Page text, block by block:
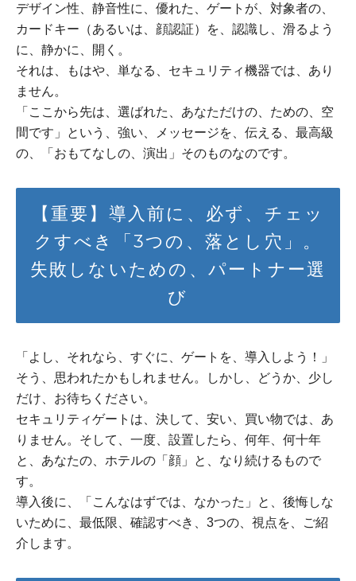
デザイン性、静音性に、優れた、ゲートが、対象者の、
カードキー（あるいは、顔認証）を、認識し、滑るよう
に、静かに、開く。
それは、もはや、単なる、セキュリティ機器では、あり
ません。
「ここから先は、選ばれた、あなただけの、ための、空
間です」という、強い、メッセージを、伝える、最高級
の、「おもてなしの、演出」そのものなのです。
【重要】導入前に、必ず、チェッ
クすべき「3つの、落とし穴」。
失敗しないための、パートナー選
び
「よし、それなら、すぐに、ゲートを、導入しよう！」
そう、思われたかもしれません。しかし、どうか、少し
だけ、お待ちください。
セキュリティゲートは、決して、安い、買い物では、あ
りません。そして、一度、設置したら、何年、何十年
と、あなたの、ホテルの「顔」と、なり続けるもので
す。
導入後に、「こんなはずでは、なかった」と、後悔しな
いために、最低限、確認すべき、3つの、視点を、ご紹
介します。